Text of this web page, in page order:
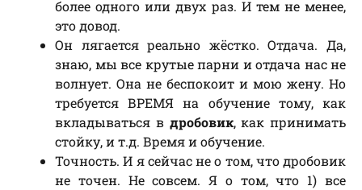
более одного или двух раз. И тем не менее,
это довод.
Он лягается реально жёстко. Отдача. Да,
знаю, мы все крутые парни и отдача нас не
волнует. Она не беспокоит и мою жену. Но
требуется ВРЕМЯ на обучение тому, как
вкладываться в дробовик, как принимать
стойку, и т.д. Время и обучение.
Точность. И я сейчас не о том, что дробовик
не точен. Не совсем. Я о том, что 1) все